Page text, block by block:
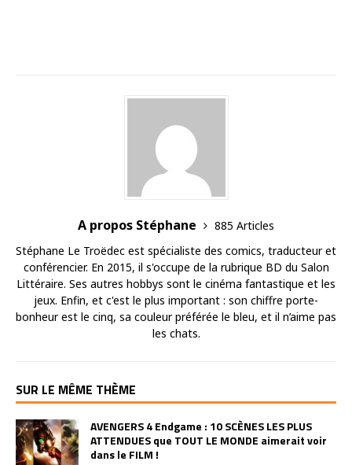
A propos Stéphane
885 Articles
Stéphane Le Troëdec est spécialiste des comics, traducteur et
conférencier. En 2015, il s'occupe de la rubrique BD du Salon
Littéraire. Ses autres hobbys sont le cinéma fantastique et les
jeux. Enfin, et c'est le plus important : son chiffre porte-
bonheur est le cinq, sa couleur préférée le bleu, et il n’aime pas
les chats.
SUR LE MÊME THÈME
AVENGERS 4 Endgame : 10 SCÈNES LES PLUS
ATTENDUES que TOUT LE MONDE aimerait voir
dans le FILM !